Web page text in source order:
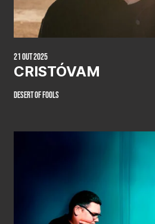
21 Out 2025
CRISTÓVAM
Desert of Fools